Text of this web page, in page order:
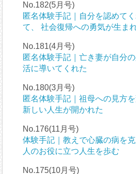
No.182(5月号)
匿名体験手記｜自分を認めて
て、 社会復帰への勇気が生ま
No.181(4月号)
匿名体験手記｜亡き妻が自分
活に導いてくれた
No.180(3月号)
匿名体験手記｜祖母への見方を
新しい人生が開かれた
No.176(11月号)
体験手記｜教えで心臓の病を克
人のお役に立つ人生を歩む
No.175(10月号)